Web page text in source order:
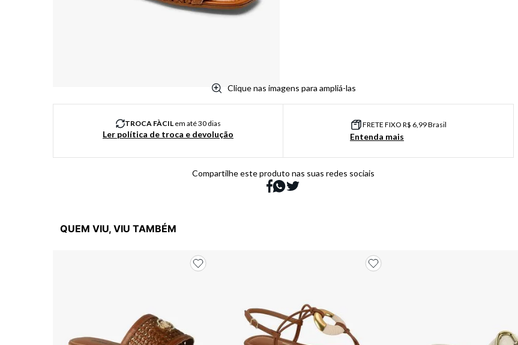
Clique nas imagens para ampliá-las
TROCA FÀCILem até 30 dias
Ler política de troca e devolução
FRETE FIXO R$ 6,99 Brasil
Entenda mais
Compartilhe este produto nas suas redes sociais
QUEM VIU, VIU TAMBÉM